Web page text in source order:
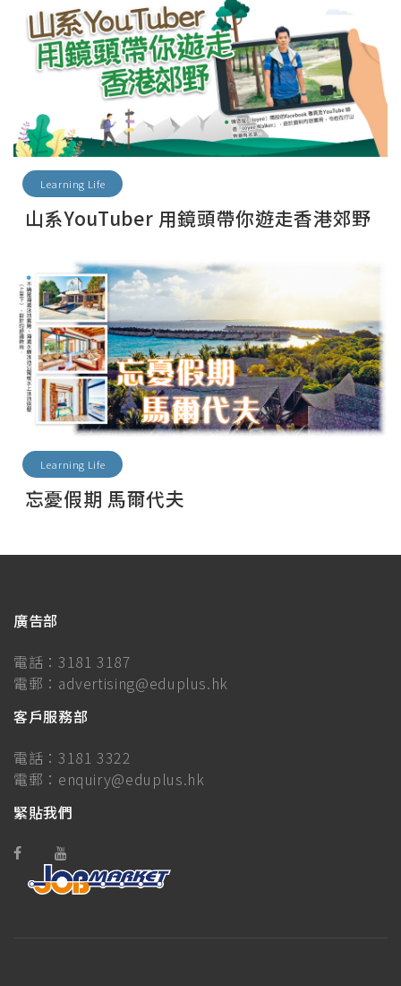
Learning Life
山系YouTuber 用鏡頭帶你遊走香港郊野
Learning Life
忘憂假期 馬爾代夫
廣告部
電話： 3181 3187
電郵： advertising@eduplus.hk
客戶服務部
電話： 3181 3322
電郵： enquiry@eduplus.hk
緊貼我們